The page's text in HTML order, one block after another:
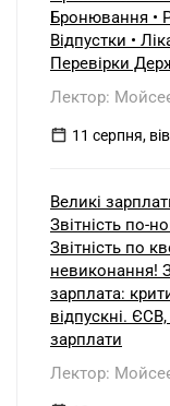
Бронювання •
Відпустки •
Перевірки
Лектор:
11 серпня,
Великі
Звітність по-
Звітність по
невиконання!
зарплата:
відпускні.
зарплати
Лектор: